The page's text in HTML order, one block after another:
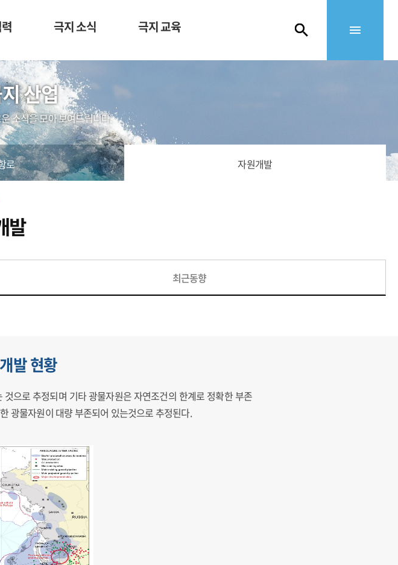
극지 소식 극지 교육
산업
소식을 모아 보여드립니다.
로 자원개발
발
최근동향
발 현황
으로 추정되며 기타 광물자원은 자연조건의 한계로 정확한 부존
광물자원이 대량 부존되어 있는것으로 추정된다.